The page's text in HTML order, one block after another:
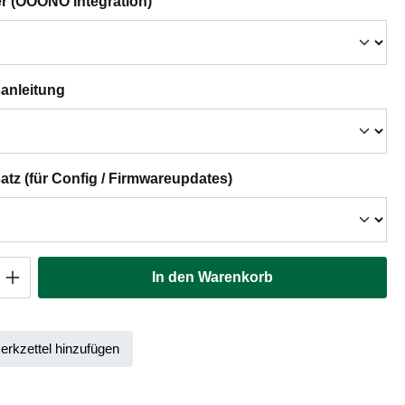
(für Config / Firmwareupdates)auswählen
Anzahl: Gib den gewünschten Wert ein
In den Warenkorb
hinzufügen